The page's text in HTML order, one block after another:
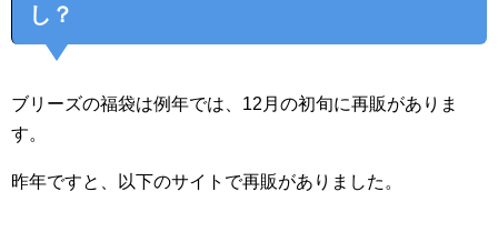
し？
ブリーズの福袋は例年では、12月の初旬に再販がありま
す。
昨年ですと、以下のサイトで再販がありました。